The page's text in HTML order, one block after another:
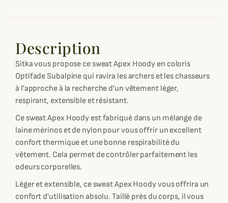
Description
Sitka vous propose ce sweat Apex Hoody en coloris
Optifade Subalpine qui ravira les archers et les chasseurs
à l'approche à la recherche d'un vêtement léger,
respirant, extensible et résistant.
Ce sweat Apex Hoody est fabriqué dans un mélange de
laine mérinos et de nylon pour vous offrir un excellent
confort thermique et une bonne respirabilité du
vêtement. Cela permet de contrôler parfaitement les
odeurs corporelles.
Léger et extensible, ce sweat Apex Hoody vous offrira un
confort d'utilisation absolu. Taillé près du corps, il vous